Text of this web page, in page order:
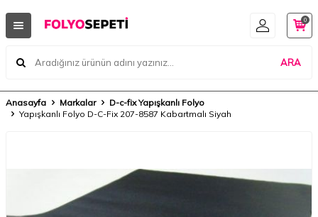
ARA
0
Anasayfa Markalar
D-c-fix Yapışkanlı Folyo
Yapışkanlı Folyo D-C-Fix 207-8587 Kabartmalı Siyah